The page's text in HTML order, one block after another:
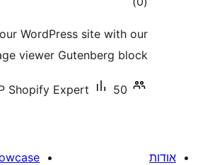
WordPress site with our
viewer Gutenberg block.
Shopify Expert 50+ התקנות פעילות
אודות